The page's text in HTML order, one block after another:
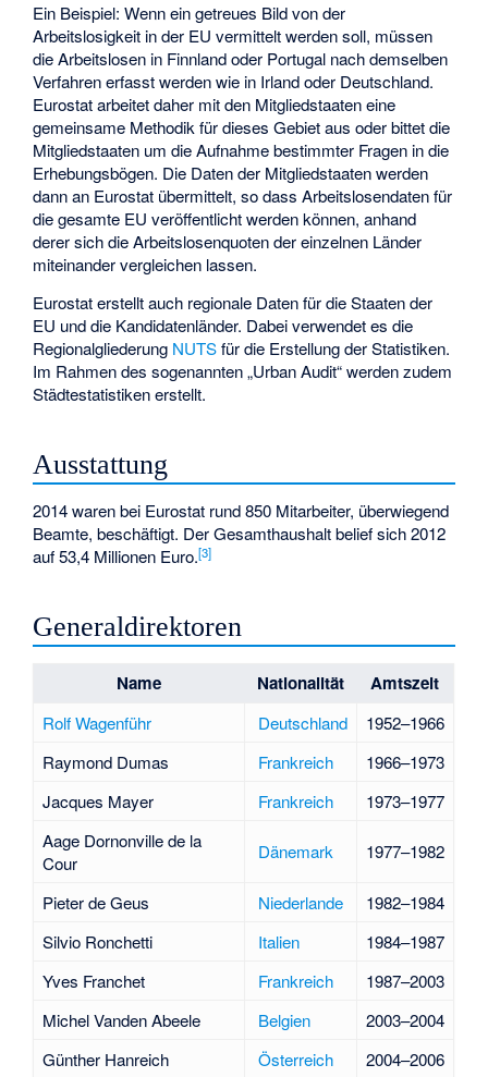
Ein Beispiel: Wenn ein getreues Bild von der
Arbeitslosigkeit in der EU vermittelt werden soll, müssen
die Arbeitslosen in Finnland oder Portugal nach demselben
Verfahren erfasst werden wie in Irland oder Deutschland.
Eurostat arbeitet daher mit den Mitgliedstaaten eine
gemeinsame Methodik für dieses Gebiet aus oder bittet die
Mitgliedstaaten um die Aufnahme bestimmter Fragen in die
Erhebungsbögen. Die Daten der Mitgliedstaaten werden
dann an Eurostat übermittelt, so dass Arbeitslosendaten für
die gesamte EU veröffentlicht werden können, anhand
derer sich die Arbeitslosenquoten der einzelnen Länder
miteinander vergleichen lassen.
Eurostat erstellt auch regionale Daten für die Staaten der
EU und die Kandidatenländer. Dabei verwendet es die
Regionalgliederung NUTSfür die Erstellung der Statistiken.
Im Rahmen des sogenannten „Urban Audit“ werden zudem
Städtestatistikenerstellt.
Ausstattung
2014 waren bei Eurostat rund 850 Mitarbeiter, überwiegend
Beamte, beschäftigt. Der Gesamthaushalt belief sich 2012
auf 53,4 Millionen Euro.[3]
Generaldirektoren
Name Nationalität Amtszeit
Rolf Wagenführ Deutschland
1952–1966
Raymond Dumas
Frankreich
1966–1973
Jacques Mayer
Frankreich
1973–1977
Aage Dornonville de la
Cour
Dänemark 1977–1982
Pieter de Geus Niederlande
1982–1984
Silvio Ronchetti
Italien
1984–1987
Yves Franchet
Frankreich
1987–2003
Michel Vanden Abeele
Belgien
2003–2004
Günther Hanreich
Österreich 2004–2006